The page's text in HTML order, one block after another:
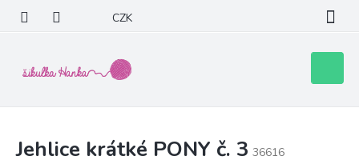
obsah
CZK
košík
Jehlice krátké PONY č. 3 36616